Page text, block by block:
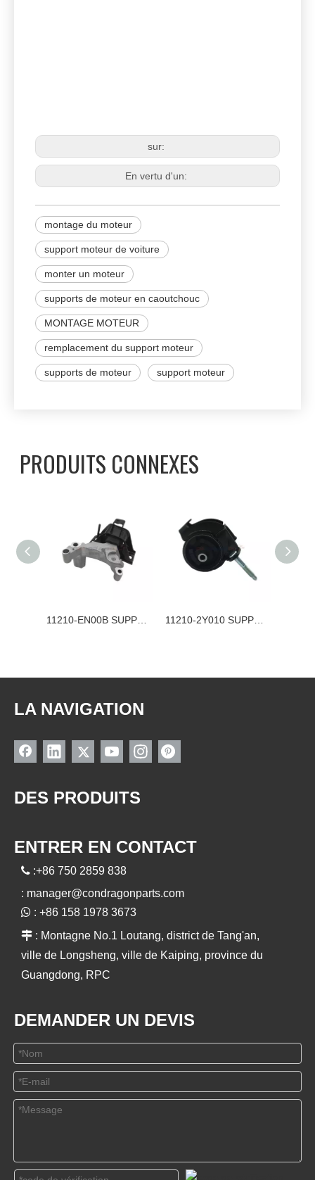
sur:
En vertu d'un:
montage du moteur
support moteur de voiture
monter un moteur
supports de moteur en caoutchouc
MONTAGE MOTEUR
remplacement du support moteur
supports de moteur support moteur
PRODUITS CONNEXES
11210-EN00B SUPPORT MOTEUR NISSAN 11210-2Y010 SUPPORT MOTEUR NISSAN
LA NAVIGATION
DES PRODUITS
ENTRER EN CONTACT
 :+86 750 2859 838
: manager@condragonparts.com
 : +86 158 1978 3673
 : Montagne No.1 Loutang, district de Tang'an,
ville de Longsheng, ville de Kaiping, province du
Guangdong, RPC
DEMANDER UN DEVIS